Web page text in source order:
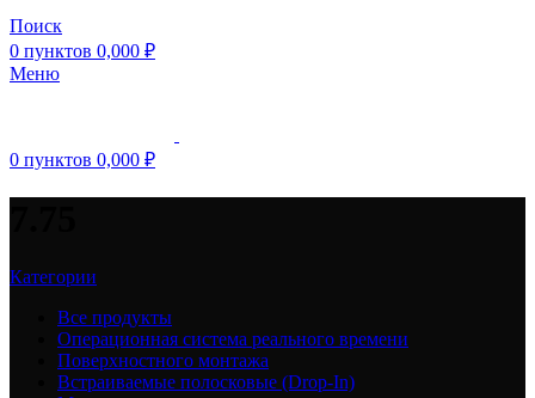
Поиск
0 пунктов 0,000 ₽
Меню
0 пунктов 0,000 ₽
Категории
Все продукты
Операционная система реального времени
Поверхностного монтажа
Встраиваемые полосковые (Drop-In)